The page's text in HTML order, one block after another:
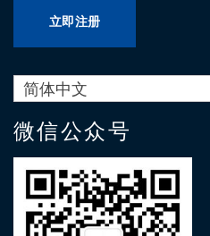
立即注册
简体中文
微信公众号